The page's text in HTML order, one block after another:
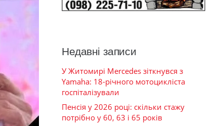
Недавні записи
У Житомирі Mercedes зіткнувся з
Yamaha: 18-річного мотоцикліста
госпіталізували
Пенсія у 2026 році: скільки стажу
потрібно у 60, 63 і 65 років